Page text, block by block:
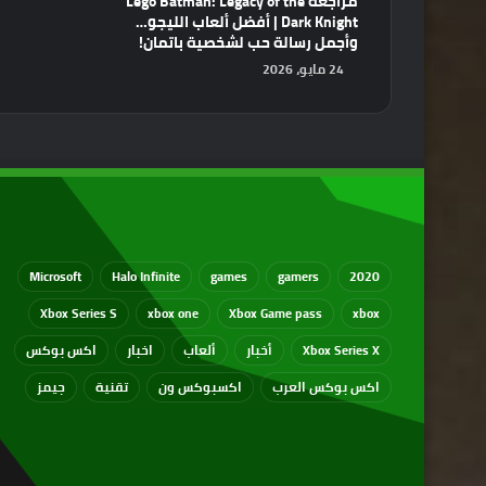
Dark Knight | أفضل ألعاب الليجو…
وأجمل رسالة حب لشخصية باتمان!
24 مايو، 2026
2020
gamers
games
Halo Infinite
Microsoft
xbox
Xbox Game pass
xbox one
Xbox Series S
Xbox Series X
أخبار ألعاب اخبار
اكس بوكس
اكس بوكس العرب
اكسبوكس ون تقنية جيمز